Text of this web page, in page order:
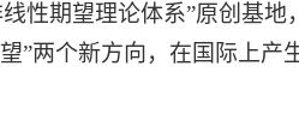
线性期望理论体系”原创基地，
”两个新方向，在国际上